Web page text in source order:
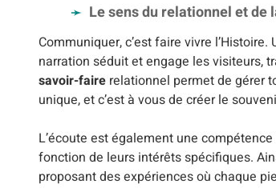
Le sens du relationnel et de
Communiquer, c’est faire vivre
narration séduit et engage les visiteurs,
savoir-faire relationnel permet de gérer
unique, et c’est à vous de créer le
L’écoute est également une
fonction de leurs intérêts spécifiques.
proposant des expériences où chaque